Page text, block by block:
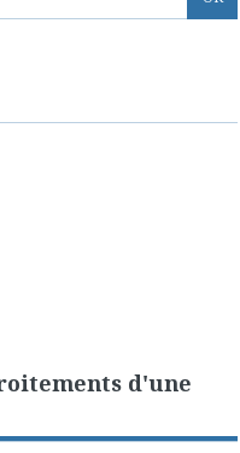
d'une